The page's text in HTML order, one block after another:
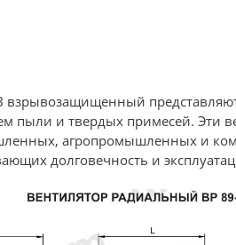
и твердых примесей. Эти
агропромышленных и
долговечность и